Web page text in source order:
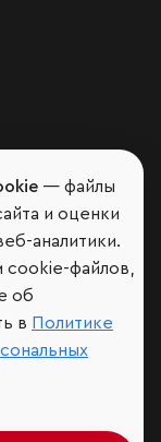
— файлы
и оценки
аналитики.
cookie-файлов,
об
в Политике